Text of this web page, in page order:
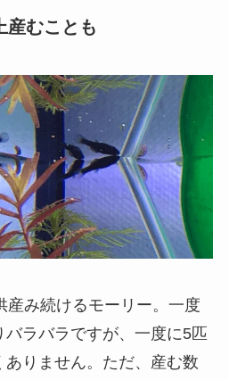
産むことも
産み続けるモーリー。一度
ラバラですが、一度に5匹
ありません。ただ、産む数